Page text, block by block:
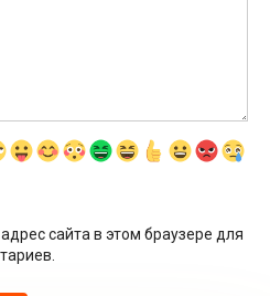
сайта в этом браузере для